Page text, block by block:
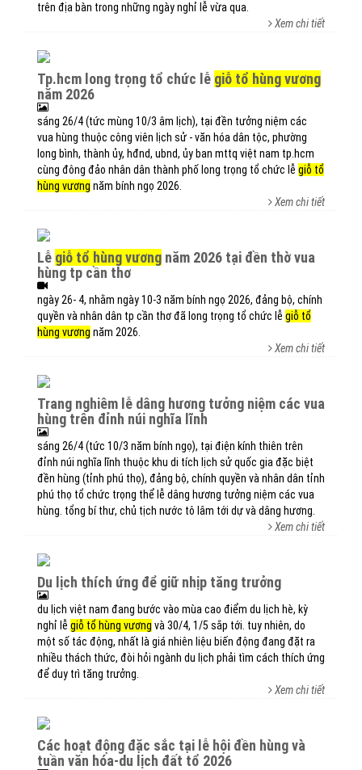
trên địa bàn trong những ngày nghỉ lễ vừa qua.
Xem chi tiết
tp.hcm long trọng tổ chức lễ giỗ tổ hùng vương
năm 2026
sáng 26/4 (tức mùng 10/3 âm lịch), tại đền tưởng niệm các
vua hùng thuộc công viên lịch sử - văn hóa dân tộc, phường
long bình, thành ủy, hđnd, ubnd, ủy ban mttq việt nam tp.hcm
cùng đông đảo nhân dân thành phố long trọng tổ chức lễ giỗ tổ
hùng vương năm bính ngọ 2026.
Xem chi tiết
lễ giỗ tổ hùng vương năm 2026 tại đền thờ vua
hùng tp cần thơ
ngày 26- 4, nhằm ngày 10-3 năm bính ngọ 2026, đảng bộ, chính
quyền và nhân dân tp cần thơ đã long trọng tổ chức lễ giỗ tổ
hùng vương năm 2026.
Xem chi tiết
trang nghiêm lễ dâng hương tưởng niệm các vua
hùng trên đỉnh núi nghĩa lĩnh
sáng 26/4 (tức 10/3 năm bính ngọ), tại điện kính thiên trên
đỉnh núi nghĩa lĩnh thuộc khu di tích lịch sử quốc gia đặc biệt
đền hùng (tỉnh phú thọ), đảng bộ, chính quyền và nhân dân tỉnh
phú thọ tổ chức trọng thể lễ dâng hương tưởng niệm các vua
hùng. tổng bí thư, chủ tịch nước tô lâm tới dự và dâng hương.
Xem chi tiết
du lịch thích ứng để giữ nhịp tăng trưởng
du lịch việt nam đang bước vào mùa cao điểm du lịch hè, kỳ
nghỉ lễ giỗ tổ hùng vương và 30/4, 1/5 sắp tới. tuy nhiên, do
một số tác động, nhất là giá nhiên liệu biến động đang đặt ra
nhiều thách thức, đòi hỏi ngành du lịch phải tìm cách thích ứng
để duy trì tăng trưởng.
Xem chi tiết
các hoạt động đặc sắc tại lễ hội đền hùng và
tuần văn hóa-du lịch đất tổ 2026